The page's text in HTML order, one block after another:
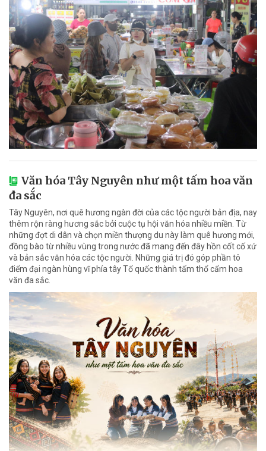
Văn hóa Tây Nguyên như một tấm hoa văn
đa sắc
Tây Nguyên, nơi quê hương ngàn đời của các tộc người bản địa, nay
thêm rộn ràng hương sắc bởi cuộc tụ hội văn hóa nhiều miền. Từ
những đợt di dân và chọn miền thượng du này làm quê hương mới,
đồng bào từ nhiều vùng trong nước đã mang đến đây hồn cốt cố xứ
và bản sắc văn hóa các tộc người. Những giá trị đó góp phần tô
điểm đại ngàn hùng vĩ phía tây Tổ quốc thành tấm thổ cẩm hoa
văn đa sắc.